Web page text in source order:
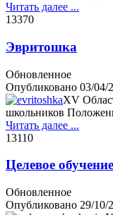
Читать далее ...
13370
Эвритошка
Обновленное
Опубликовано 03/04/
XV
школьников
Читать далее ...
13110
Целевое обучение
Обновленное
Опубликовано 29/10/